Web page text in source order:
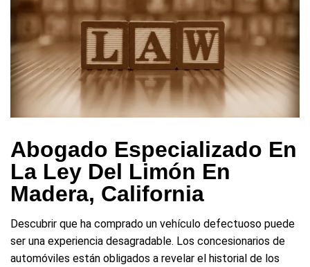
Abogado Especializado En
La Ley Del Limón En
Madera, California
Descubrir que ha comprado un vehículo defectuoso puede
ser una experiencia desagradable. Los concesionarios de
automóviles están obligados a revelar el historial de los